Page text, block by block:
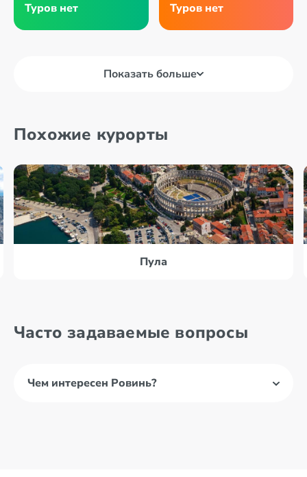
Туров нет Туров нет
Показать больше
Похожие курорты
Пула
Часто задаваемые вопросы
Чем интересен Ровинь?